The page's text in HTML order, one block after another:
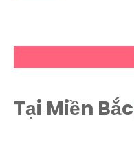
Tại Miền Bắc